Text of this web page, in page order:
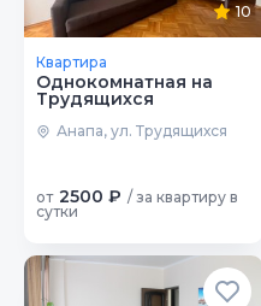
10
Квартира
Однокомнатная на
Трудящихся
Анапа, ул. Трудящихся
от 2500 ₽ / за квартиру в
сутки